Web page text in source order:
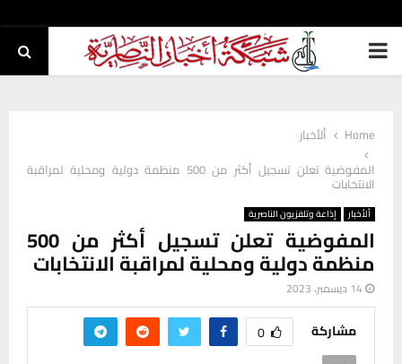
PRIMARY
Home
ألأخبار
المفوضية تعلن تسجيل أكثر من 500 منظمة دولية ومحلية لمراقبة
الانتخابات
ألأخبار إذاعة وتلفزيون الناصرية
المفوضية تعلن تسجيل أكثر من 500
منظمة دولية ومحلية لمراقبة الانتخابات
14 ديسمبر، 2023
مشاركة 0